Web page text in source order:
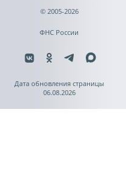
© 2005-2026
ФНС России
Дата обновления страницы
06.08.2026